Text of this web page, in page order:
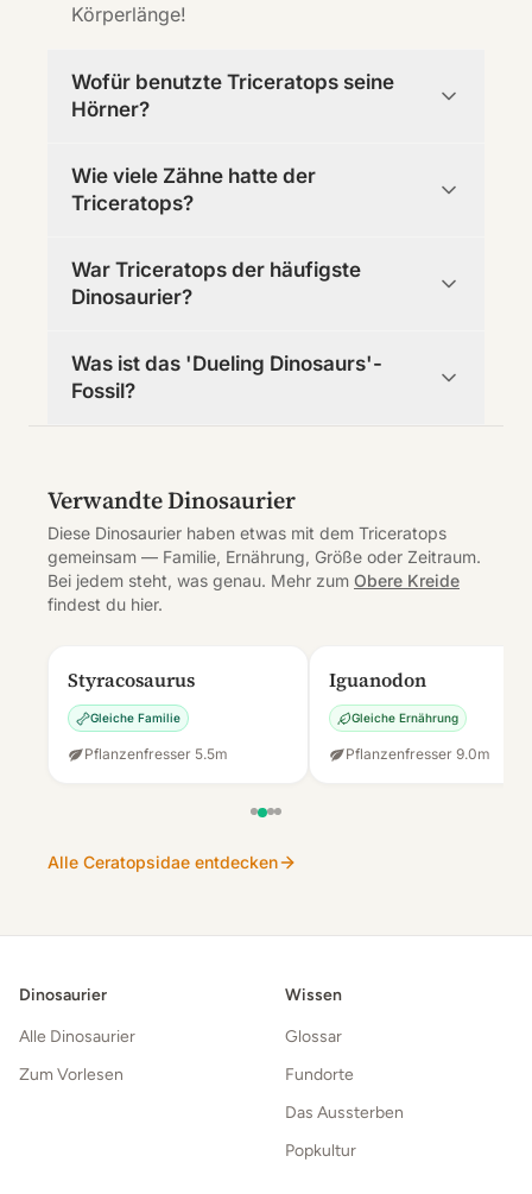
Körperlänge!
Wofür benutzte Triceratops seine
Hörner?
Wie viele Zähne hatte der
Triceratops?
War Triceratops der häufigste
Dinosaurier?
Was ist das 'Dueling Dinosaurs'-
Fossil?
Verwandte Dinosaurier
Diese Dinosaurier haben etwas mit dem Triceratops
gemeinsam — Familie, Ernährung, Größe oder Zeitraum.
Bei jedem steht, was genau. Mehr zum Obere Kreide
findest du hier.
Styracosaurus
Gleiche Familie
Pflanzenfresser 5.5m
Iguanodon
Gleiche Ernährung
Pflanzenfresser 9.0m
Alle Ceratopsidae entdecken
Dinosaurier
Alle Dinosaurier
Zum Vorlesen
Wissen
Glossar
Fundorte
Das Aussterben
Popkultur